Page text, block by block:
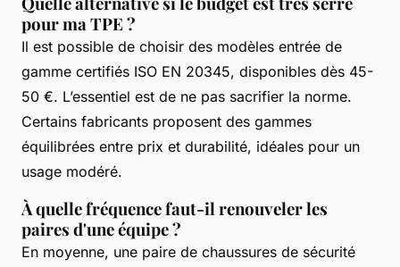
pour ma TPE ?
Il est possible de choisir des modèles entrée de
gamme certifiés ISO EN 20345, disponibles dès 45-
50 €. L’essentiel est de ne pas sacrifier la norme.
Certains fabricants proposent des gammes
équilibrées entre prix et durabilité, idéales pour un
usage modéré.
À quelle fréquence faut-il renouveler les
paires d'une équipe ?
En moyenne, une paire de chaussures de sécurité